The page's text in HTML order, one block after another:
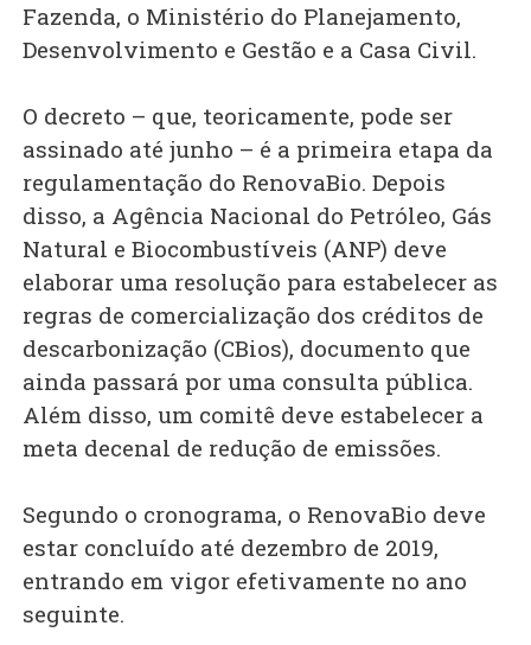
Fazenda, o Ministério do Planejamento,
Desenvolvimento e Gestão e a Casa Civil.
O decreto – que, teoricamente, pode ser
assinado até junho – é a primeira etapa da
regulamentação do RenovaBio. Depois
disso, a Agência Nacional do Petróleo, Gás
Natural e Biocombustíveis (ANP) deve
elaborar uma resolução para estabelecer as
regras de comercialização dos créditos de
descarbonização (CBios), documento que
ainda passará por uma consulta pública.
Além disso, um comitê deve estabelecer a
meta decenal de redução de emissões.
Segundo o cronograma, o RenovaBio deve
estar concluído até dezembro de 2019,
entrando em vigor efetivamente no ano
seguinte.